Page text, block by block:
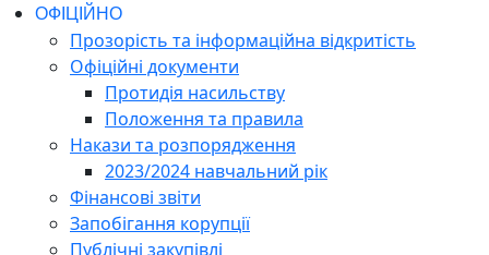
ОФІЦІЙНО
Прозорість та інформаційна відкритість
Офіційні документи
Протидія насильству
Положення та правила
Накази та розпорядження
2023/2024 навчальний рік
Фінансові звіти
Запобігання корупції
Публічні закупівлі